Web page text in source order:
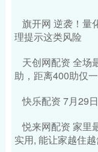
旗开网 逆袭！量
理提示这类风险
天创网配资 全场
助，距离400助仅
快乐配资 7月29
悦来网配资 家里
实用, 能让家越住